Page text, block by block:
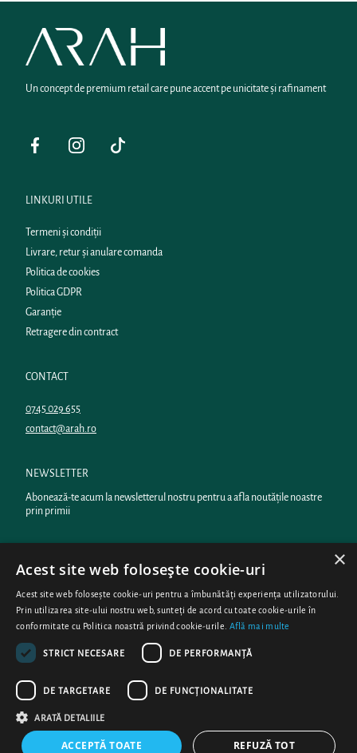
Un concept de premium retail care pune accent pe unicitate și rafinament
FacebookInstagramTiktok
LINKURI UTILE
Termeni și condiții
Livrare, retur și anulare comanda
Politica de cookies
Politica GDPR
Garanție
Retragere din contract
CONTACT
0745 029 655
contact@arah.ro
NEWSLETTER
Abonează-te acum la newsletterul nostru pentru a afla noutățile noastre
prin primii
×
Acest site web folosește cookie-uri
Acest site web folosește cookie-uri pentru a îmbunătăți experiența utilizatorului.
Prin utilizarea site-ului nostru web, sunteți de acord cu toate cookie-urile în
conformitate cu Politica noastră privind cookie-urile. Află mai multe
STRICT NECESARE DE PERFORMANȚĂ
DE TARGETARE DE FUNCŢIONALITATE
ARATĂ DETALIILE
ACCEPTĂ TOATE REFUZĂ TOT